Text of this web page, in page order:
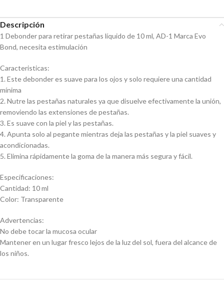
Descripción
1 Debonder para retirar pestañas líquido de 10 ml, AD-1 Marca Evo
Bond, necesita estimulación
Caracteristicas:
1. Este debonder es suave para los ojos y solo requiere una cantidad
mínima
2. Nutre las pestañas naturales ya que disuelve efectivamente la unión,
removiendo las extensiones de pestañas.
3. Es suave con la piel y las pestañas.
4. Apunta solo al pegante mientras deja las pestañas y la piel suaves y
acondicionadas.
5. Elimina rápidamente la goma de la manera más segura y fácil.
Especificaciones:
Cantidad: 10 ml
Color: Transparente
Advertencias:
No debe tocar la mucosa ocular
Mantener en un lugar fresco lejos de la luz del sol, fuera del alcance de
los niños.